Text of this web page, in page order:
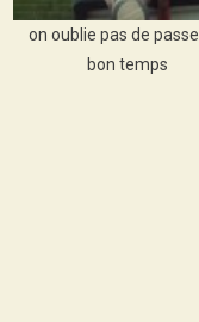
on oublie pas de
bon temps